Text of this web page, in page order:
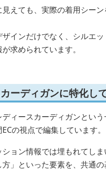
えても、実際の着用シー
インだけでなく、シルエ
求められています。
ーディガンに特化し
ィースカーディガンとい
の視点で編集しています。
ョン情報では埋もれてし
方」といった要素を、共通